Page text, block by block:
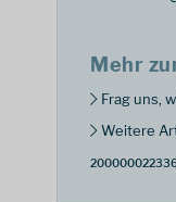
Mehr
Frag uns,
Weitere